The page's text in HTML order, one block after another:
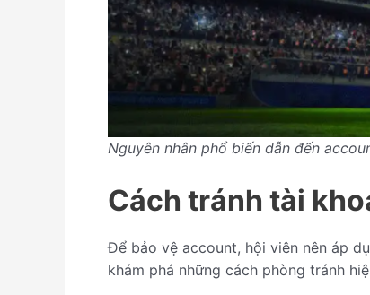
Nguyên nhân phổ biến dẫn đến
Cách tránh tài
Để bảo vệ account, hội viên nên áp
khám phá những cách phòng tránh